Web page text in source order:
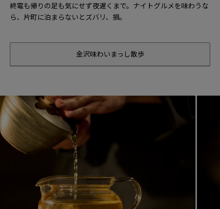
終電も帰りの足も気にせず夜遅くまで。ナイトグルメを味わうな
ら、片町に泊まらないとズバリ、損。
金沢味わいまっし散歩